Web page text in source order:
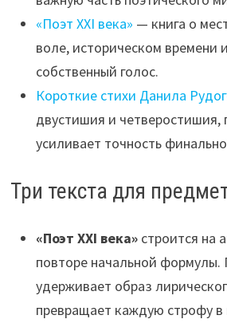
«Поэт XXI века» — книга о
воле, историческом времени
собственный голос.
Короткие стихи Данила
двустишия и четверостишия,
усиливает точность
Три текста для
«Поэт XXI века»строится на
повторе начальной формулы.
удерживает образ
превращает каждую строфу